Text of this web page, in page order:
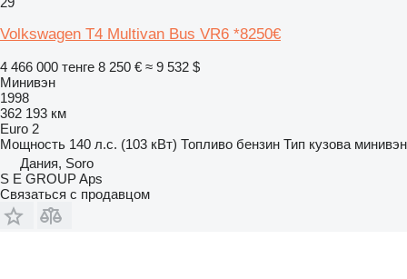
Volkswagen T4 Multivan Bus VR6 *8250€
4 466 000 тенге 8 250 € ≈ 9 532 $
Минивэн
1998
362 193 км
Euro 2
Мощность 140 л.с. (103 кВт) Топливо бензин Тип кузова минивэн
Дания, Soro
S E GROUP Aps
Связаться с продавцом